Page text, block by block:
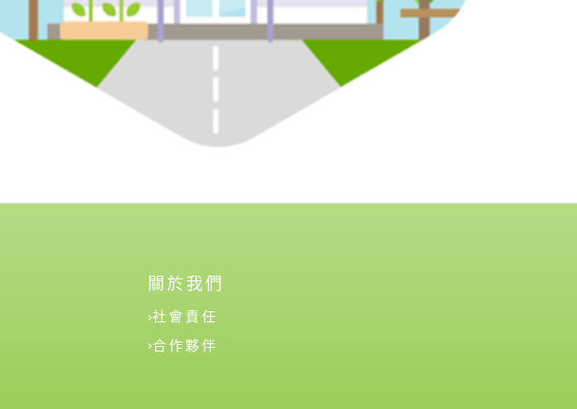
關於我們
社會責任
合作夥伴